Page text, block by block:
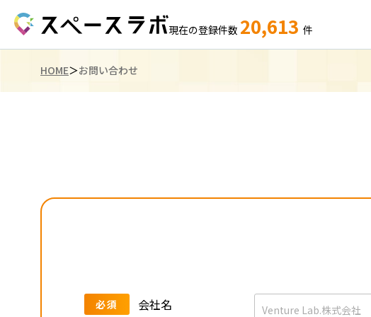
現在の登録件数 20,613 件
HOME お問い合わせ
必須 会社名